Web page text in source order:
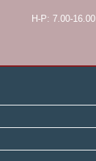
H-P: 7.00-16.00